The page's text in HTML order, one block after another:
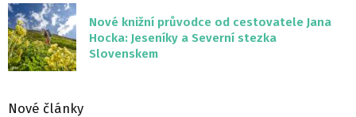
Nové knižní průvodce od cestovatele Jana
Hocka: Jeseníky a Severní stezka
Slovenskem
Nové články